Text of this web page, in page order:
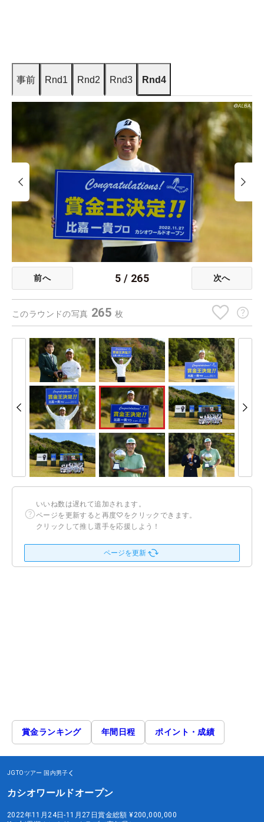
事前 Rnd1 Rnd2 Rnd3 Rnd4
前へ 5 / 265 次へ
このラウンドの写真 265 枚
いいね数は遅れて追加されます。
ページを更新すると再度♡をクリックできます。
クリックして推し選手を応援しよう！
ページを更新
賞金ランキング 年間日程 ポイント・成績
JGTOツアー 国内男子
カシオワールドオープン
2022年11月24日-11月27日賞金総額 ¥200,000,000